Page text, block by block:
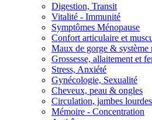
Digestion, Transit
Vitalité - Immunité
Symptômes Ménopause
Confort articulaire et
Maux de gorge & système
Grossesse, allaitement et
Stress, Anxiété
Gynécologie, Sexualité
Cheveux, peau & ongles
Circulation, jambes lourdes
Mémoire - Concentration